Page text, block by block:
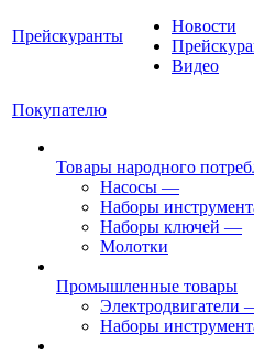
Прейскуранты
Новости
Видео
Покупателю
Товары народного
Насосы —
Наборы
Наборы ключей —
Молотки
Промышленные товары
Электродвигатели
Наборы